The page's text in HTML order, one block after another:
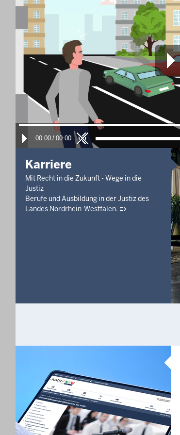
10. Aug. 2026, 09:00 Uhr
Güte- und Verhandlungstermin
Zivilsache - 11 O 183/22
10. Aug. 2026, 09:00 Uhr
Aufgehoben!
Güte- und Verhandlungstermin
Zivilsache - 15 O 3/26
Letzte Aktualisierung:
Heute, 05:58 Uhr
00:00 / 00:00
Karriere
Mit Recht in die Zukunft - Wege in die
Justiz
Berufe und Ausbildung in der Justiz des
Landes Nordrhein-Westfalen.